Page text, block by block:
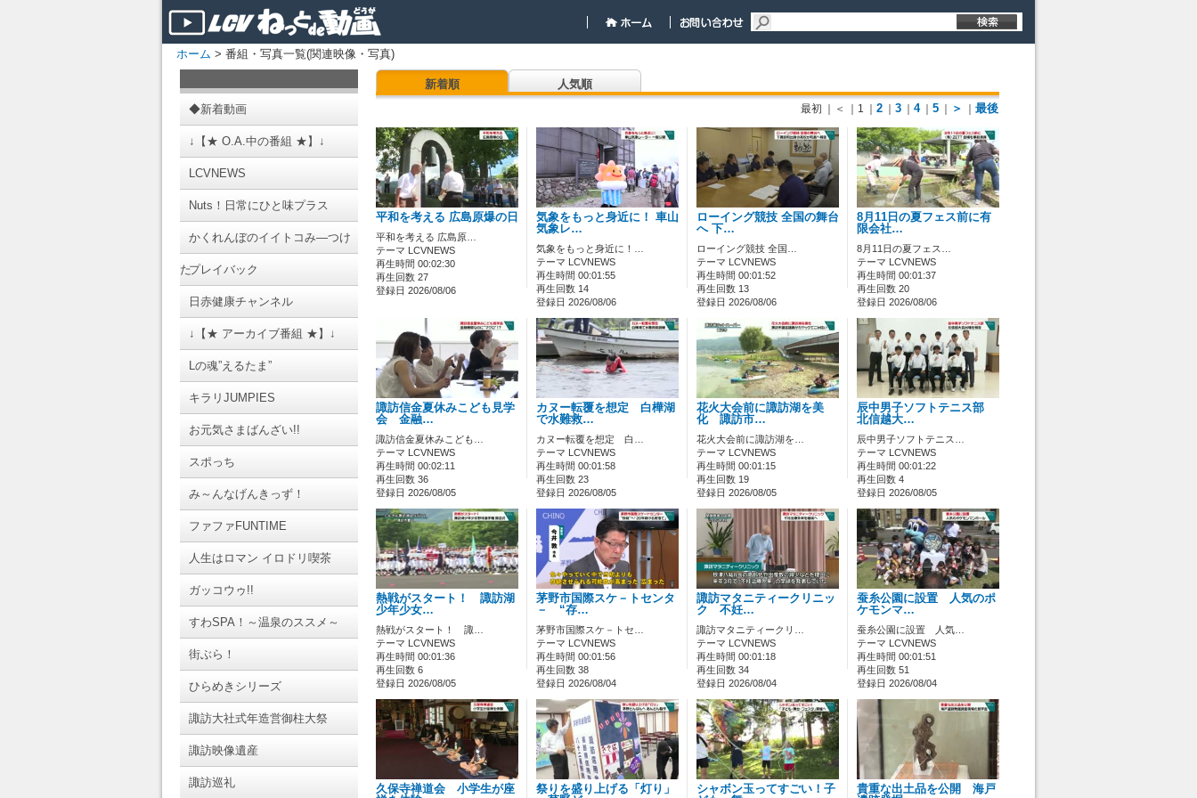
ホーム > 番組・写真一覧(関連映像・写真)
◆新着動画
↓【★ O.A.中の番組 ★】↓
LCVNEWS
Nuts！日常にひと味プラス
かくれんぼのイイトコみ―つけ
たプレイバック
日赤健康チャンネル
↓【★ アーカイブ番組 ★】↓
Lの魂”えるたま”
キラリJUMPIES
お元気さまばんざい!!
スポっち
み～んなげんきっず！
ファファFUNTIME
人生はロマン イロドリ喫茶
ガッコウゥ!!
すわSPA！～温泉のススメ～
街ぶら！
ひらめきシリーズ
諏訪大社式年造営御柱大祭
諏訪映像遺産
諏訪巡礼
新着順 人気順
最初 ｜＜ ｜1 2 3 4 5 ＞ 最後
平和を考える 広島原爆の日
平和を考える 広島原…
テーマ LCVNEWS
再生時間 00:02:30
再生回数 27
登録日 2026/08/06
気象をもっと身近に！ 車山
気象レ…
気象をもっと身近に！…
テーマ LCVNEWS
再生時間 00:01:55
再生回数 14
登録日 2026/08/06
ローイング競技 全国の舞台
へ 下…
ローイング競技 全国…
テーマ LCVNEWS
再生時間 00:01:52
再生回数 13
登録日 2026/08/06
8月11日の夏フェス前に有
限会社…
8月11日の夏フェス…
テーマ LCVNEWS
再生時間 00:01:37
再生回数 20
登録日 2026/08/06
諏訪信金夏休みこども見学
会 金融…
諏訪信金夏休みこども…
テーマ LCVNEWS
再生時間 00:02:11
再生回数 36
登録日 2026/08/05
カヌー転覆を想定 白樺湖
で水難救…
カヌー転覆を想定 白…
テーマ LCVNEWS
再生時間 00:01:58
再生回数 23
登録日 2026/08/05
花火大会前に諏訪湖を美
化 諏訪市…
花火大会前に諏訪湖を…
テーマ LCVNEWS
再生時間 00:01:15
再生回数 19
登録日 2026/08/05
辰中男子ソフトテニス部
北信越大…
辰中男子ソフトテニス…
テーマ LCVNEWS
再生時間 00:01:22
再生回数 4
登録日 2026/08/05
熱戦がスタート！ 諏訪湖
少年少女…
熱戦がスタート！ 諏…
テーマ LCVNEWS
再生時間 00:01:36
再生回数 6
登録日 2026/08/05
茅野市国際スケ－トセンタ
－ “存…
茅野市国際スケ－トセ…
テーマ LCVNEWS
再生時間 00:01:56
再生回数 38
登録日 2026/08/04
諏訪マタニティークリニッ
ク 不妊…
諏訪マタニティークリ…
テーマ LCVNEWS
再生時間 00:01:18
再生回数 34
登録日 2026/08/04
蚕糸公園に設置 人気のポ
ケモンマ…
蚕糸公園に設置 人気…
テーマ LCVNEWS
再生時間 00:01:51
再生回数 51
登録日 2026/08/04
久保寺禅道会 小学生が座
祭りを盛り上げる「灯り」
シャボン玉ってすごい！子
貴重な出土品を公開 海戸